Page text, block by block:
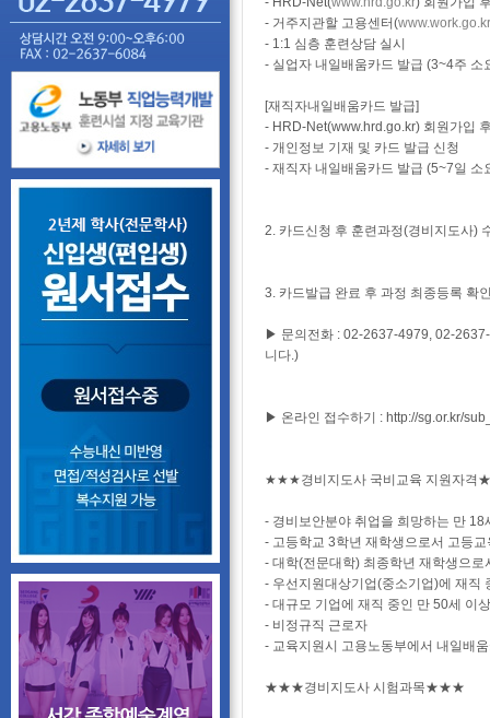
- 거주지관할 고용센터(
- 1:1 심층 훈련상담 실시
- 실업자 내일배움카드 발급 (3~4주 소
[재직자내일배움카드 발급]
- HRD-Net(www.hrd.go.kr) 회원가입
- 개인정보 기재 및 카드 발급 신청
- 재직자 내일배움카드 발급 (5~7일 소
2. 카드신청 후 훈련과정(경비지도사)
3. 카드발급 완료 후 과정 최종등록 확
▶ 문의전화 : 02-2637-4979, 02-
니다.)
▶ 온라인 접수하기 : http://sg.or.kr/
★★★경비지도사 국비교육 지원자
- 경비보안분야 취업을 희망하는 만
- 고등학교 3학년 재학생으로서 고등
- 대학(전문대학) 최종학년 재학생으
- 우선지원대상기업(중소기업)에 재직
- 대규모 기업에 재직 중인 만 50세 이
- 비정규직 근로자
- 교육지원시 고용노동부에서 내일배
★★★경비지도사 시험과목★★★